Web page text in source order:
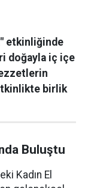
etkinliğinde
doğayla iç içe
birlik
Buluştu
Kadın El